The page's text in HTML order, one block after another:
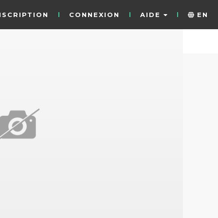
CONNEXION AIDE EN